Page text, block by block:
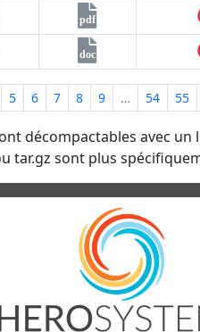
pdf
doc
5 6 7 8 9 … 54 55
décompactables avec un
tar.gz sont plus